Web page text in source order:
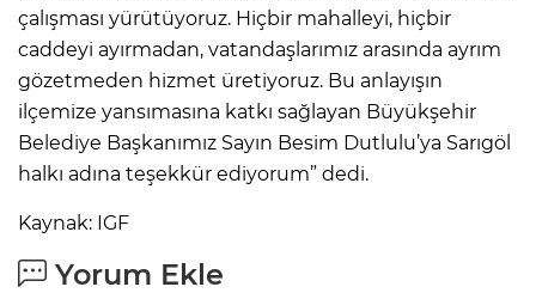
çalışması yürütüyoruz. Hiçbir mahalleyi, hiçbir
caddeyi ayırmadan, vatandaşlarımız arasında ayrım
gözetmeden hizmet üretiyoruz. Bu anlayışın
ilçemize yansımasına katkı sağlayan Büyükşehir
Belediye Başkanımız Sayın Besim Dutlulu’ya Sarıgöl
halkı adına teşekkür ediyorum” dedi.
Kaynak: IGF
Yorum Ekle